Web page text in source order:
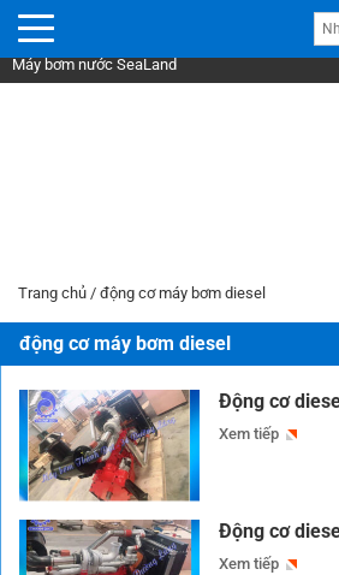
Máy bơm nước SeaLand
Trang chủ / động cơ máy bơm diesel
động cơ máy bơm diesel
Động cơ
Xem tiếp
Động cơ
Xem tiếp